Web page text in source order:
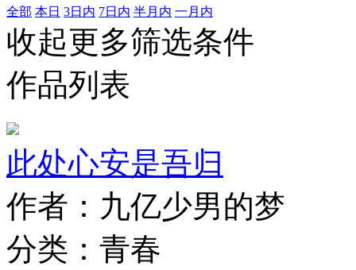
全部 本日 3日内 7日内 半月内 一月内
收起更多筛选条件
作品列表
此处心安是吾归
作者：九亿少男的梦
分类：青春